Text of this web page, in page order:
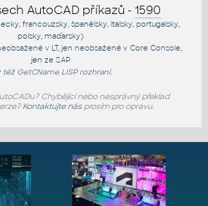
AutoCAD příkazů - 1590
francouzsky, španělsky, italsky, portugalsky,
polsky, maďarsky)
v LT, jen neobsažené v Core Console
jen ze SAP
též GetCNameLISP rozhraní.
Chybějící nebo nesprávný překlad
Kontaktujte násprosím pro opravu.